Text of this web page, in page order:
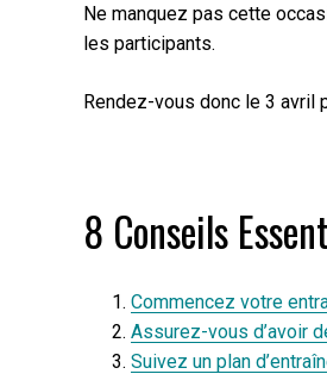
Ne manquez pas cette
les participants.
Rendez-vous donc le 3 avril
8 Conseils
Commencez votre
Assurez-vous d’avoir
Suivez un plan